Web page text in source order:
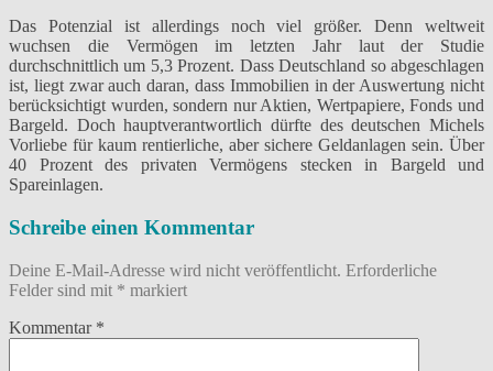
Das Potenzial ist allerdings noch viel größer. Denn weltweit
wuchsen die Vermögen im letzten Jahr laut der Studie
durchschnittlich um 5,3 Prozent. Dass Deutschland so abgeschlagen
ist, liegt zwar auch daran, dass Immobilien in der Auswertung nicht
berücksichtigt wurden, sondern nur Aktien, Wertpapiere, Fonds und
Bargeld. Doch hauptverantwortlich dürfte des deutschen Michels
Vorliebe für kaum rentierliche, aber sichere Geldanlagen sein. Über
40 Prozent des privaten Vermögens stecken in Bargeld und
Spareinlagen.
Schreibe einen Kommentar
Deine E-Mail-Adresse wird nicht veröffentlicht. Erforderliche
Felder sind mit * markiert
Kommentar *